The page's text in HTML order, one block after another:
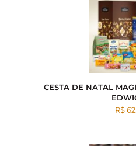
CESTA DE NATAL
R$